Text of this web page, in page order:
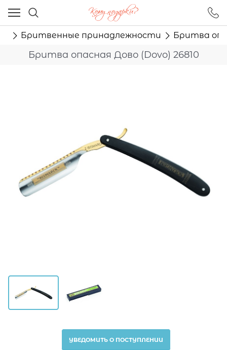
Бритвенные принадлежности Бритва
Бритва опасная Дово (Dovo) 26810
УВЕДОМИТЬ О ПОСТУПЛЕНИИ
Ваш город - Москва,
угадали?
ДА НЕТ